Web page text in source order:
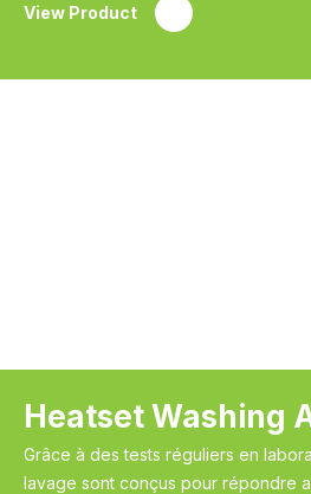
View Product
Heatset Washing
Grâce à des tests réguliers en
lavage sont conçus pour répondre